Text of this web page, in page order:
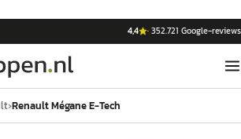
4,4 ·352.721 Google-reviews
›Renault Mégane E-Tech